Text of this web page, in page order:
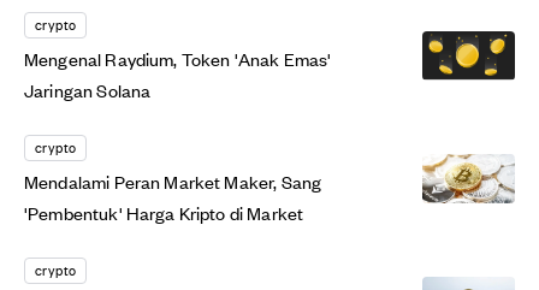
crypto
Mengenal Raydium, Token 'Anak Emas'
Jaringan Solana
crypto
Mendalami Peran Market Maker, Sang
'Pembentuk' Harga Kripto di Market
crypto